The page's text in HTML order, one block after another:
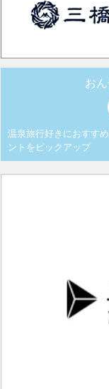
お
温泉旅行好きにおすす
ントをピックアップ